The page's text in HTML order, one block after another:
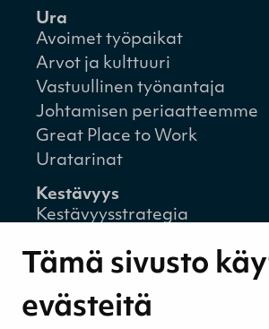
Tämä sivusto
evästeitä
Ura
Avoimet työpaikat
Arvot ja kulttuuri
Vastuullinen työnantaja
Johtamisen periaatteemme
Great Place to Work
Uratarinat
Kestävyys
Kestävyysstrategia
Ympäristövastuu
hyvinvointi